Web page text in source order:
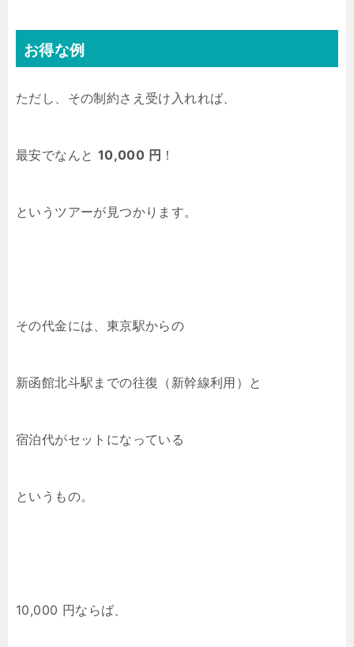
お得な例
ただし、その制約さえ受け入れれば、
最安でなんと 10,000 円 ！
というツアーが見つかります。
その代金には、東京駅からの
新函館北斗駅までの往復（新幹線利用）と
宿泊代がセットになっている
というもの。
10,000 円ならば、